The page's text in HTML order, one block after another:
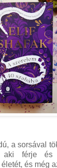
a sorsával
aki férje és
és még